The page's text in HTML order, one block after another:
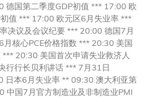
德国第二季度GDP初值 *** 17:00 欧
值 *** 17:00 欧元区6月失业率 ***
决议及会议纪要 *** 20:00 德国7月
月核心PCE价格指数 *** 20:30 美国
*** 20:30 美国首次申请失业救济人
行行长贝利讲话 *** 7月31日
日本6月失业率 ** 09:30 澳大利亚第
中国7月官方制造业及非制造业PMI